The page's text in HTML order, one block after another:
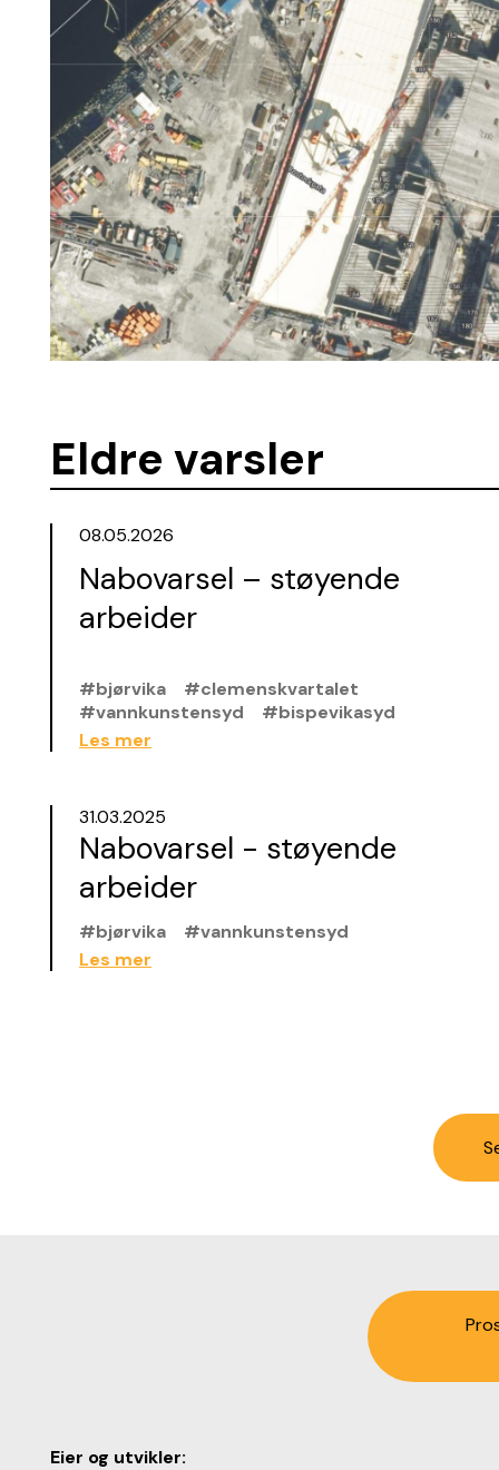
Eldre varsler
08.05.2026
Nabovarsel – støyende
arbeider
Les mer
#bjørvika
#clemenskvartalet
#vannkunstensyd
#bispevikasyd
31.03.2025
Nabovarsel - støyende
arbeider
Les mer
#bjørvika #vannkunstensyd
Eier og utvikler: